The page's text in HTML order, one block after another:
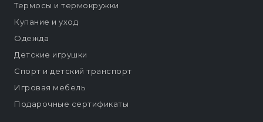
Термосы и термокружки
Купание и уход
Одежда
Детские игрушки
Спорт и детский транспорт
Игровая мебель
Подарочные сертификаты